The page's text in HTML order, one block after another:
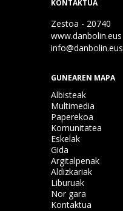
KONTAKTUA
Zestoa - 20740
www.danbolin.eus
info@danbolin.eus
GUNEAREN MAPA
Albisteak
Multimedia
Paperekoa
Komunitatea
Eskelak
Gida
Argitalpenak
Aldizkariak
Liburuak
Nor gara
Kontaktua